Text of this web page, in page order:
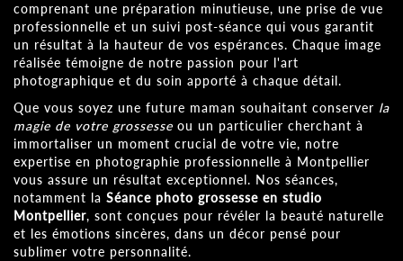
comprenant une préparation minutieuse, une prise de vue
professionnelle et un suivi post-séance qui vous garantit
un résultat à la hauteur de vos espérances. Chaque image
réalisée témoigne de notre passion pour l'art
photographique et du soin apporté à chaque détail.
Que vous soyez une future maman souhaitant conserver la
magie de votre grossesse ou un particulier cherchant à
immortaliser un moment crucial de votre vie, notre
expertise en photographie professionnelle à Montpellier
vous assure un résultat exceptionnel. Nos séances,
notamment la Séance photo grossesse en studio
Montpellier, sont conçues pour révéler la beauté naturelle
et les émotions sincères, dans un décor pensé pour
sublimer votre personnalité.